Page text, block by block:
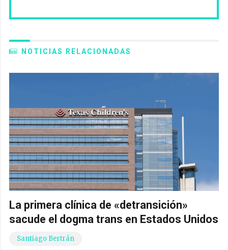
NOTICIAS RELACIONADAS
La primera clínica de «detransición»
sacude el dogma trans en Estados Unidos
Santiago Bertrán